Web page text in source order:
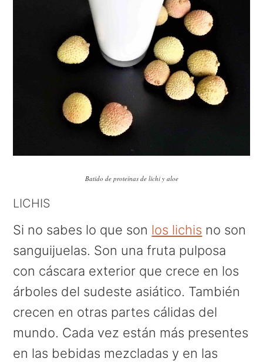
Batido de proteínas de lichi y aloe
LICHIS
Si no sabes lo que son los lichis no son
sanguijuelas. Son una fruta pulposa
con cáscara exterior que crece en los
árboles del sudeste asiático. También
crecen en otras partes cálidas del
mundo. Cada vez están más presentes
en las bebidas mezcladas y en las